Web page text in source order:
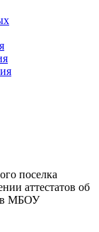
поселка
аттестатов об
МБОУ